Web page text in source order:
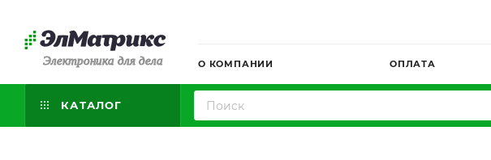
Электроника для дела О КОМПАНИИ ОПЛАТА
КАТАЛОГ